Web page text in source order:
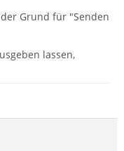
Grund für "Senden
lassen,